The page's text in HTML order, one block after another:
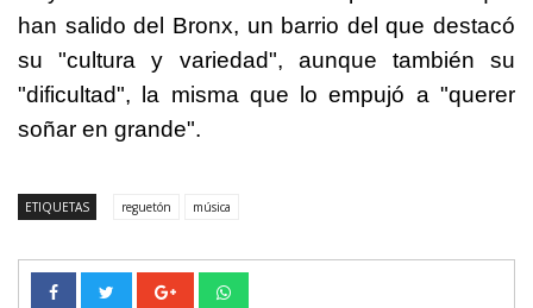
han salido del Bronx, un barrio del que destacó
su "cultura y variedad", aunque también su
"dificultad", la misma que lo empujó a "querer
soñar en grande".
ETIQUETAS reguetón música